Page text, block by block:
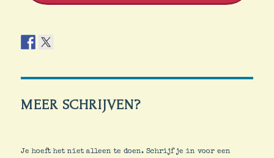
MEER SCHRIJVEN?
Je hoeft het niet alleen te doen. Schrijf je in voor een